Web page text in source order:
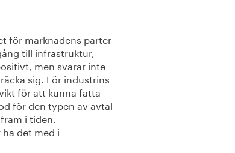
för marknadens parter
till infrastruktur,
men svarar inte
sig. För industrins
för att kunna fatta
för den typen av avtal
i tiden.
det med i